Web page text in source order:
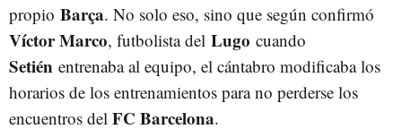
propio Barça. No solo eso, sino que según confirmó
Víctor Marco, futbolista del Lugo cuando
Setién entrenaba al equipo, el cántabro modificaba los
horarios de los entrenamientos para no perderse los
encuentros del FC Barcelona.